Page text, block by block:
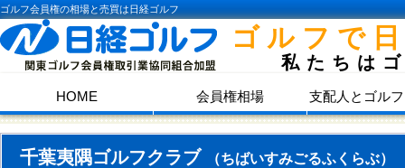
ゴルフ会員権の相場と売買は日経ゴルフ
ゴルフで
私たちは
HOME 会員権相場 支配人とゴル
千葉夷隅ゴルフクラブ （ちばいすみごるふくらぶ）